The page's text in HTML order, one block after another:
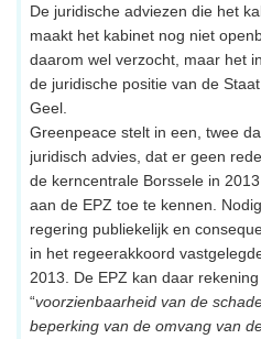
De juridische adviezen die het
maakt het kabinet nog niet
daarom wel verzocht, maar het
de juridische positie van de
Geel.
Greenpeace stelt in een, twee
juridisch advies, dat er geen
de kerncentrale Borssele in
aan de EPZ toe te kennen.
regering publiekelijk en
in het regeerakkoord
2013. De EPZ kan daar
“voorzienbaarheid van de
beperking van de omvang van